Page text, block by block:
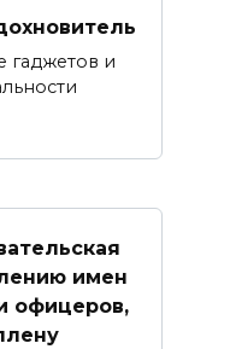
гаджетов и
имен
офицеров,